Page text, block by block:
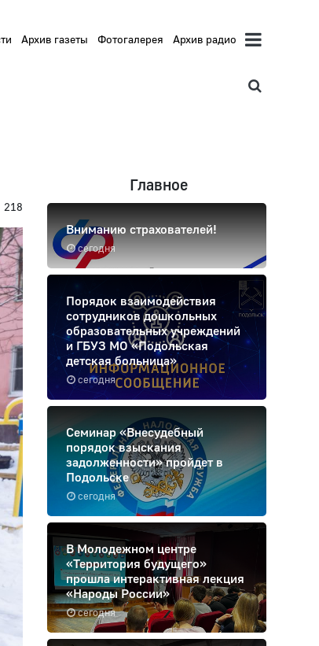
Архив газеты Фотогалерея Архив радио
218
Главное
сегодня
Вниманию страхователей!
сегодня
Порядок взаимодействия
сотрудников дошкольных
образовательных учреждений
и ГБУЗ МО «Подольская
детская больница»
сегодня
Семинар «Внесудебный
порядок взыскания
задолженности» пройдет в
Подольске
сегодня
В Молодежном центре
«Территория будущего»
прошла интерактивная лекция
«Народы России»